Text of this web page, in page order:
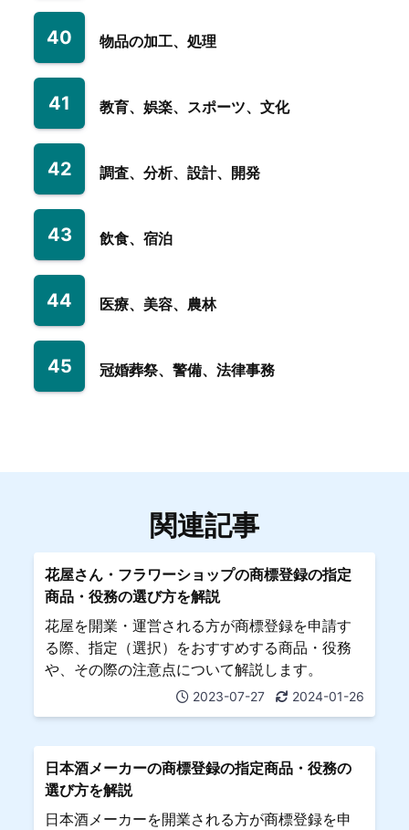
40 物品の加工、処理
41 教育、娯楽、スポーツ、文化
42 調査、分析、設計、開発
43 飲食、宿泊
44 医療、美容、農林
45 冠婚葬祭、警備、法律事務
関連記事
花屋さん・フラワーショップの商標登録の指定
商品・役務の選び方を解説
花屋を開業・運営される方が商標登録を申請す
る際、指定（選択）をおすすめする商品・役務
や、その際の注意点について解説します。
2023-07-27 2024-01-26
日本酒メーカーの商標登録の指定商品・役務の
選び方を解説
日本酒メーカーを開業される方が商標登録を申